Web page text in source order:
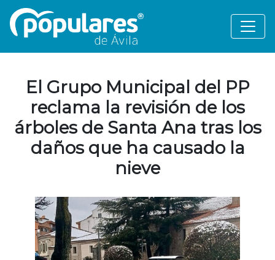
El Grupo Municipal del PP
reclama la revisión de los
árboles de Santa Ana tras los
daños que ha causado la
nieve